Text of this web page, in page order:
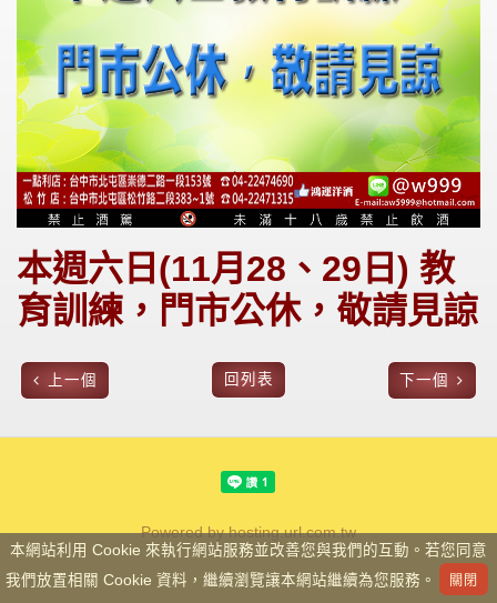
本週六日(11月28、29日) 教
育訓練，門市公休，敬請見諒
上一個 回列表 下一個
Powered by hosting.url.com.tw
本網站利用 Cookie 來執行網站服務並改善您與我們的互動。若您同意
我們放置相關 Cookie 資料，繼續瀏覽讓本網站繼續為您服務。